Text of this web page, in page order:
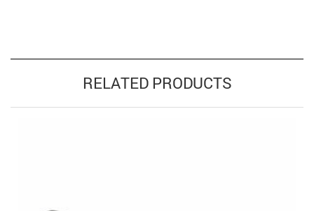
RELATED PRODUCTS